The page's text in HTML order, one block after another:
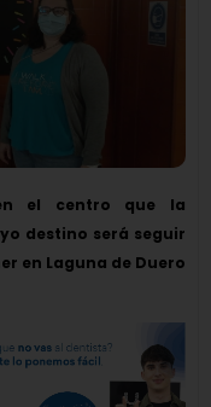
el centro que la
destino será seguir
en Laguna de Duero